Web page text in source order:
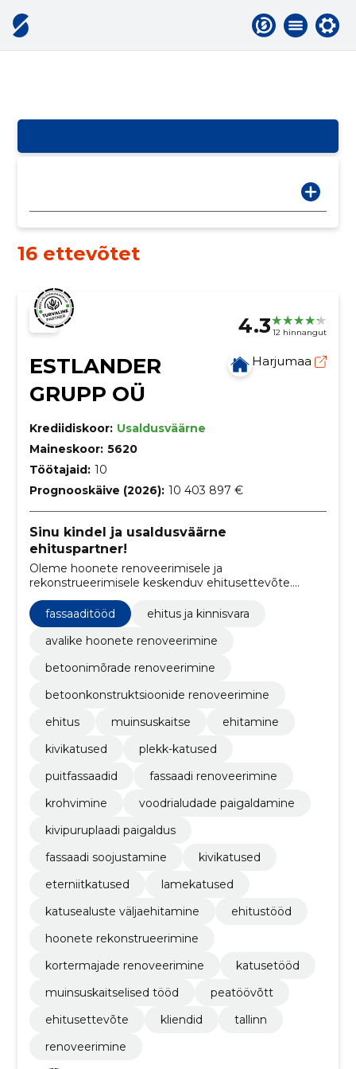
16 ettevõtet
4.3 12 hinnangut
ESTLANDER
GRUPP OÜ
Harjumaa
Krediidiskoor: Usaldusväärne
Maineskoor: 5620
Töötajaid: 10
Prognooskäive (2026): 10 403 897 €
Sinu kindel ja usaldusväärne
ehituspartner!
Oleme hoonete renoveerimisele ja
rekonstrueerimisele keskenduv ehitusettevõte.
Oleme renoveerinud või rekonstrueerinud üle 200
hoone.
fassaaditööd
ehitus ja kinnisvara
avalike hoonete renoveerimine
betoonimõrade renoveerimine
betoonkonstruktsioonide renoveerimine
ehitus
muinsuskaitse
ehitamine
kivikatused
plekk-katused
puitfassaadid
fassaadi renoveerimine
krohvimine
voodrialudade paigaldamine
kivipuruplaadi paigaldus
fassaadi soojustamine
kivikatused
eterniitkatused
lamekatused
katusealuste väljaehitamine
ehitustööd
hoonete rekonstrueerimine
kortermajade renoveerimine
katusetööd
muinsuskaitselised tööd​
peatöövõtt
ehitusettevõte
kliendid
tallinn
renoveerimine